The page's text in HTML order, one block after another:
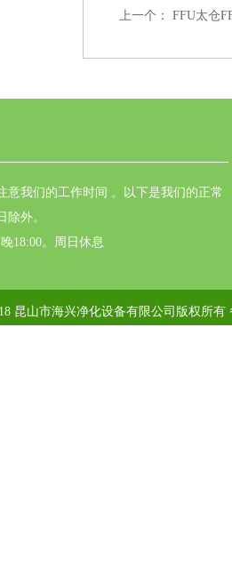
上一个： FFU太仓
意我们的工作时间 。以下是我们的正常
外。
18:00。周日休息
昆山市海兴净化设备有限公司版权所有